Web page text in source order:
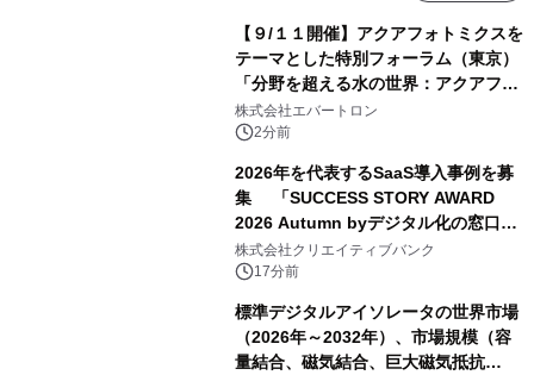
【９/１１開催】アクアフォトミクスを
テーマとした特別フォーラム（東京）
「分野を超える水の世界：アクアフォ
トミクスが切り拓く新しい科学の地
平」を開催
株式会社エバートロン
2分前
2026年を代表するSaaS導入事例を募
集 「SUCCESS STORY AWARD
2026 Autumn byデジタル化の窓口」
開催
株式会社クリエイティブバンク
17分前
標準デジタルアイソレータの世界市場
（2026年～2032年）、市場規模（容
量結合、磁気結合、巨大磁気抵抗